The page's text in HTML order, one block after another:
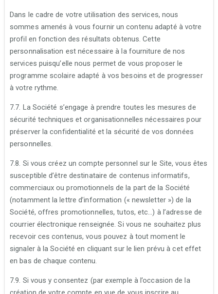
Dans le cadre de votre utilisation des services, nous
sommes amenés à vous fournir un contenu adapté à votre
profil en fonction des résultats obtenus. Cette
personnalisation est nécessaire à la fourniture de nos
services puisqu’elle nous permet de vous proposer le
programme scolaire adapté à vos besoins et de progresser
à votre rythme.
7.7. La Société s’engage à prendre toutes les mesures de
sécurité techniques et organisationnelles nécessaires pour
préserver la confidentialité et la sécurité de vos données
personnelles.
7.8. Si vous créez un compte personnel sur le Site, vous êtes
susceptible d’être destinataire de contenus informatifs,
commerciaux ou promotionnels de la part de la Société
(notamment la lettre d’information (« newsletter ») de la
Société, offres promotionnelles, tutos, etc…) à l’adresse de
courrier électronique renseignée. Si vous ne souhaitez plus
recevoir ces contenus, vous pouvez à tout moment le
signaler à la Société en cliquant sur le lien prévu à cet effet
en bas de chaque contenu.
7.9. Si vous y consentez (par exemple à l’occasion de la